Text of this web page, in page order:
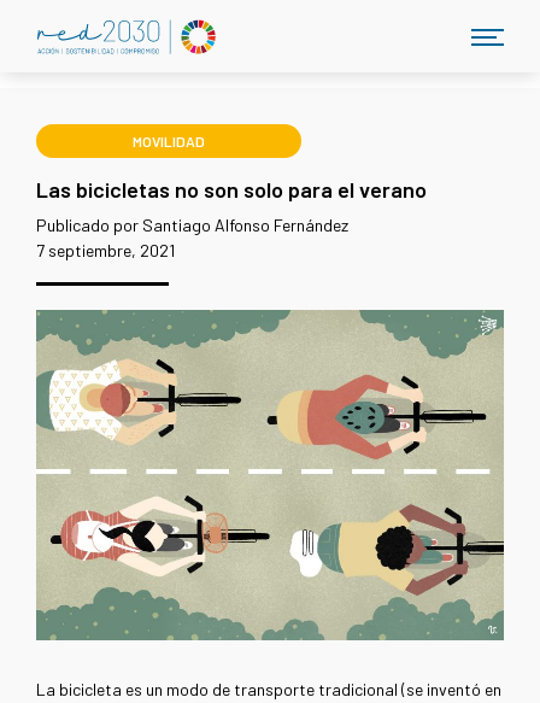
MOVILIDAD
Las bicicletas no son solo para el verano
Publicado por Santiago Alfonso Fernández
7 septiembre, 2021
La bicicleta es un modo de transporte tradicional (se inventó en